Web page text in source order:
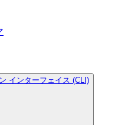
インターフェイス (CLI)